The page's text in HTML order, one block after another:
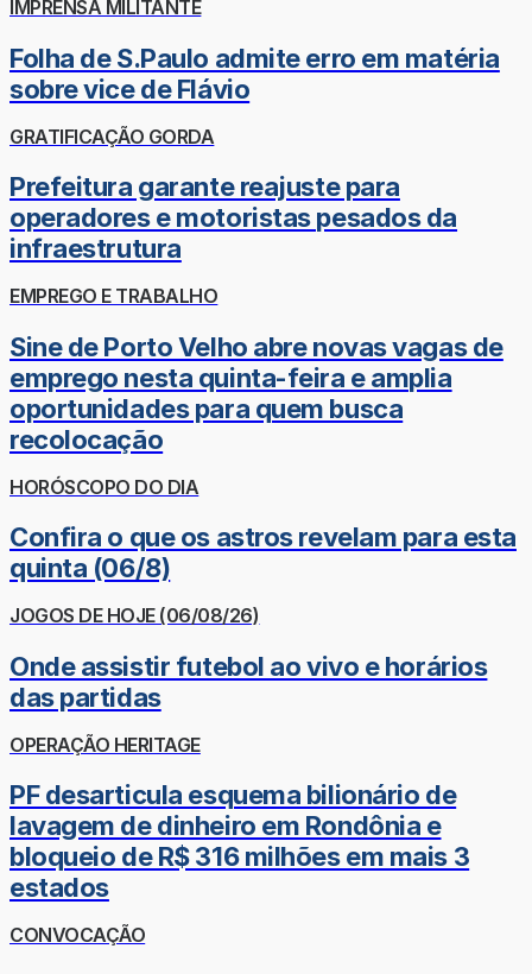
IMPRENSA MILITANTE
Folha de S.Paulo admite erro em matéria
sobre vice de Flávio
GRATIFICAÇÃO GORDA
Prefeitura garante reajuste para
operadores e motoristas pesados da
infraestrutura
EMPREGO E TRABALHO
Sine de Porto Velho abre novas vagas de
emprego nesta quinta-feira e amplia
oportunidades para quem busca
recolocação
HORÓSCOPO DO DIA
Confira o que os astros revelam para esta
quinta (06/8)
JOGOS DE HOJE (06/08/26)
Onde assistir futebol ao vivo e horários
das partidas
OPERAÇÃO HERITAGE
PF desarticula esquema bilionário de
lavagem de dinheiro em Rondônia e
bloqueio de R$ 316 milhões em mais 3
estados
CONVOCAÇÃO